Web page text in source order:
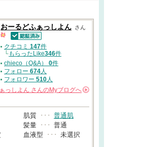
おーるどふぁっしよん さん
認証済
クチコミ 147件
└もらったLike346件
chieco（Q&A） 0件
フォロー 674人
フォロワー 510人
っしよん さんのMyブログへ
肌質 ･･･ 普通肌
髪量 ･･･ 普通
血液型 ･･･ 未選択